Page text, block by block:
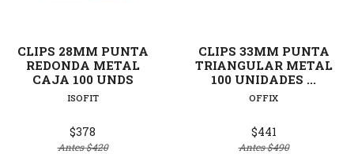
CLIPS 28MM PUNTA
REDONDA METAL
CAJA 100 UNDS
ISOFIT
$378
Antes$420
CLIPS 33MM PUNTA
TRIANGULAR METAL
100 UNIDADES ...
OFFIX
$441
Antes$490